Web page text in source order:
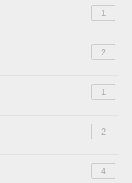
1
2
1
2
4